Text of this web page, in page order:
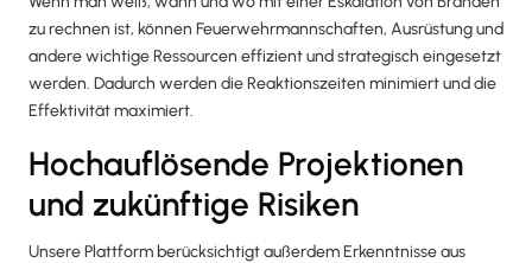
zu rechnen ist, können Feuerwehrmannschaften, Ausrüstung und
andere wichtige Ressourcen effizient und strategisch eingesetzt
werden. Dadurch werden die Reaktionszeiten minimiert und die
Effektivität maximiert.
Hochauflösende Projektionen
und zukünftige Risiken
Unsere Plattform berücksichtigt außerdem Erkenntnisse aus